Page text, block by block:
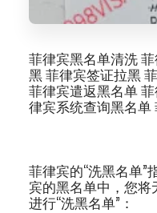
菲律宾黑名单清洗
黑 菲律宾签证拉黑
菲律宾遣返黑名单
律宾系统查询黑名
菲律宾的“洗黑名单
宾的黑名单中，您
进行“洗黑名单”：